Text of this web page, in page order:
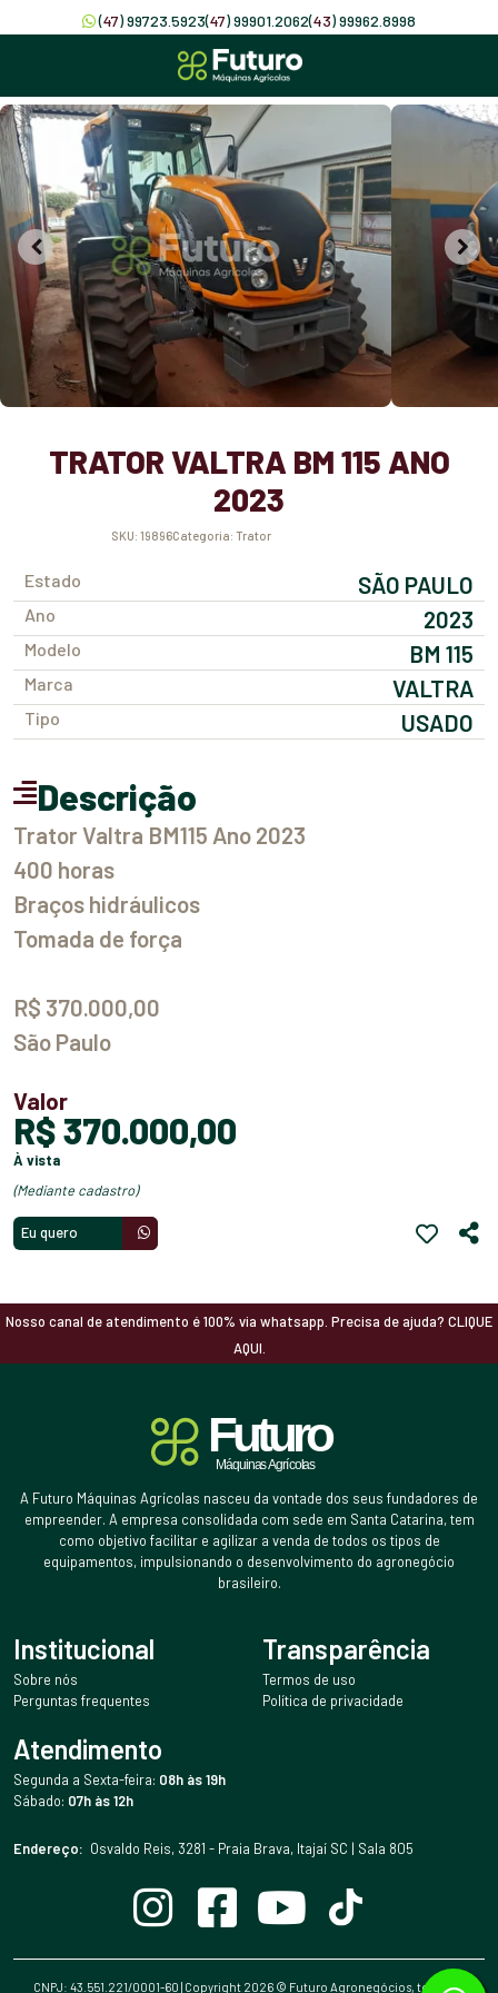
(47) 99723.5923(47) 99901.2062(43) 99962.8998
TRATOR VALTRA BM 115 ANO
2023
SKU: 19896 Categoria: Trator
Estado SÃO PAULO
Ano 2023
Modelo BM 115
Marca VALTRA
Tipo USADO
Descrição
Trator Valtra BM115 Ano 2023
400 horas
Braços hidráulicos
Tomada de força
R$ 370.000,00
São Paulo
Valor
R$ 370.000,00
à vista
(mediante cadastro)
Eu quero
Nosso canal de atendimento é 100% via whatsapp. Precisa de ajuda? CLIQUE
AQUI.
A Futuro Máquinas Agrícolas nasceu da vontade dos seus fundadores de
empreender. A empresa consolidada com sede em Santa Catarina, tem
como objetivo facilitar e agilizar a venda de todos os tipos de
equipamentos, impulsionando o desenvolvimento do agronegócio
brasileiro.
Institucional
Sobre nós
Perguntas frequentes
Transparência
Termos de uso
Política de privacidade
Atendimento
Segunda a Sexta-feira: 08h às 19h
Sábado: 07h às 12h
Endereço: Osvaldo Reis, 3281 - Praia Brava, Itajaí SC | Sala 805
CNPJ: 43.551.221/0001-60 | Copyright 2026© Futuro Agronegócios, todos os